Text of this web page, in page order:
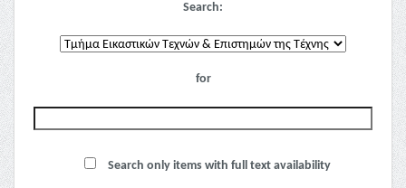
Search:
for
Search only items with full text availability